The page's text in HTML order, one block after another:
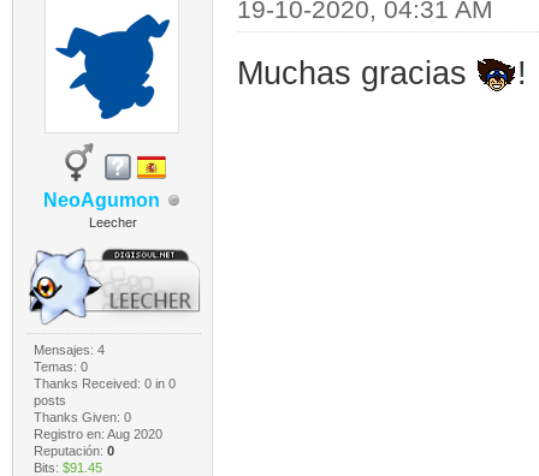
NeoAgumon
Leecher
Mensajes: 4
Temas: 0
Thanks Received: 0in 0
posts
Thanks Given: 0
Registro en: Aug 2020
Reputación: 0
Bits: $91.45
19-10-2020, 04:31 AM
Muchas gracias !